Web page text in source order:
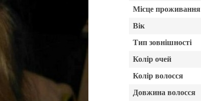
Місце проживання
Вік
Тип зовнішності
Колір очей
Колір волосся
Довжина волосся